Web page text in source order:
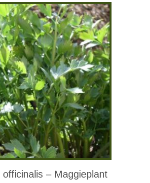
officinalis – Maggieplant